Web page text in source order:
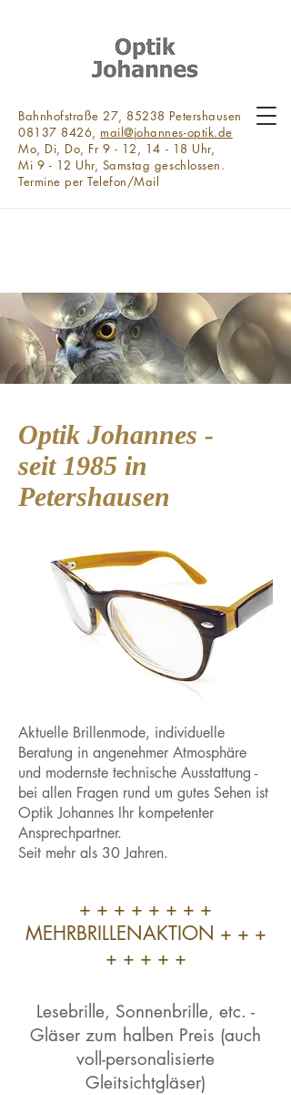
Bahnhofstraße 27, 85238 Petershausen
08137 8426, mail@johannes-optik.de
Mo, Di, Do, Fr 9 - 12, 14 - 18 Uhr,
Mi 9 - 12 Uhr, Samstag geschlossen.
Termine per Telefon/Mail
Optik Johannes -
seit 1985 in
Petershausen
Aktuelle Brillenmode, individuelle
Beratung in angenehmer Atmosphäre
und modernste technische Ausstattung -
bei allen Fragen rund um gutes Sehen ist
Optik Johannes Ihr kompetenter
Ansprechpartner.
Seit mehr als 30 Jahren.
+ + + + + + + +
MEHRBRILLENAKTION + + +
+ + + + +
Lesebrille, Sonnenbrille, etc. -
Gläser zum halben Preis (auch
voll-personalisierte
Gleitsichtgläser)